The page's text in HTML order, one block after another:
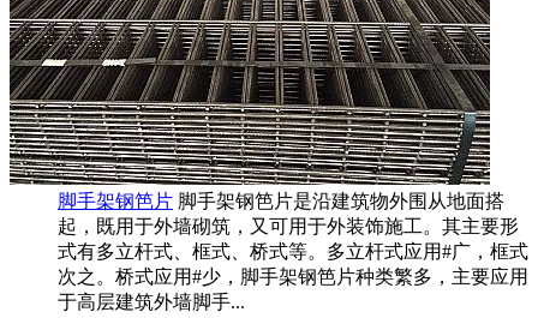
脚手架钢笆片 脚手架钢笆片是沿建筑物外围从地面搭
起，既用于外墙砌筑，又可用于外装饰施工。其主要形
式有多立杆式、框式、桥式等。多立杆式应用#广，框式
次之。桥式应用#少，脚手架钢笆片种类繁多，主要应用
于高层建筑外墙脚手...